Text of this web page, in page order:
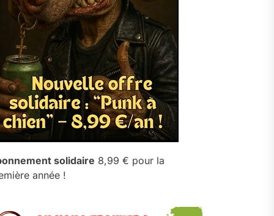
solidaire 8,99 € pour la
année !